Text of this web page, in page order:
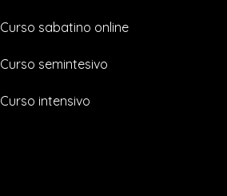
Curso sabatino online
Curso semintesivo
Curso intensivo